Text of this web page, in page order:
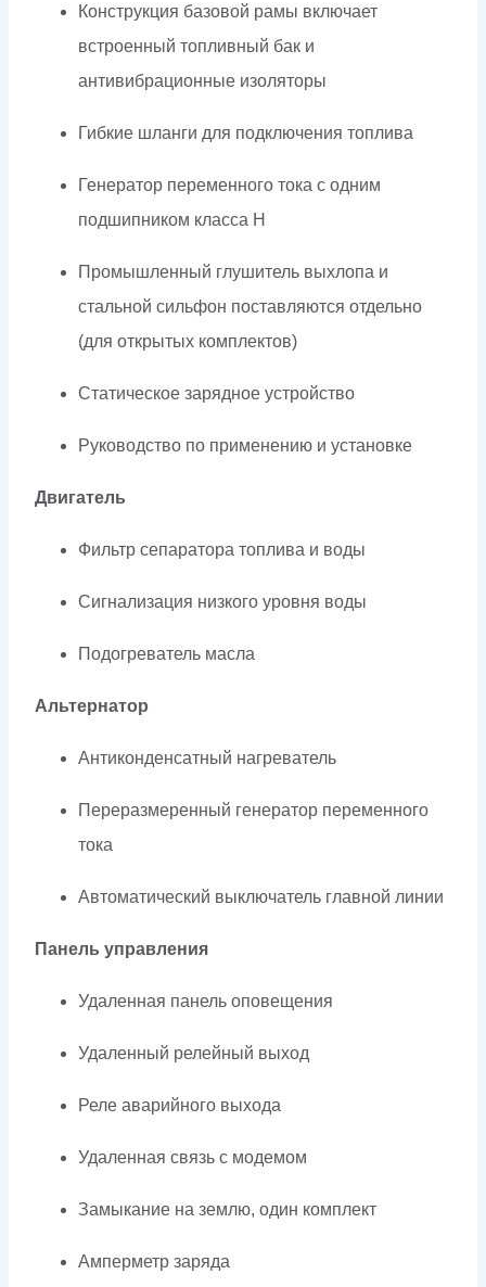
Конструкция базовой рамы включает
встроенный топливный бак и
антивибрационные изоляторы
Гибкие шланги для подключения топлива
Генератор переменного тока с одним
подшипником класса H
Промышленный глушитель выхлопа и
стальной сильфон поставляются отдельно
(для открытых комплектов)
Статическое зарядное устройство
Руководство по применению и установке
Двигатель
Фильтр сепаратора топлива и воды
Сигнализация низкого уровня воды
Подогреватель масла
Альтернатор
Антиконденсатный нагреватель
Переразмеренный генератор переменного
тока
Автоматический выключатель главной линии
Панель управления
Удаленная панель оповещения
Удаленный релейный выход
Реле аварийного выхода
Удаленная связь с модемом
Замыкание на землю, один комплект
Амперметр заряда